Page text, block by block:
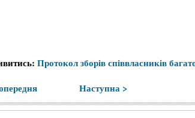
Протокол зборів співвласників
Наступна >